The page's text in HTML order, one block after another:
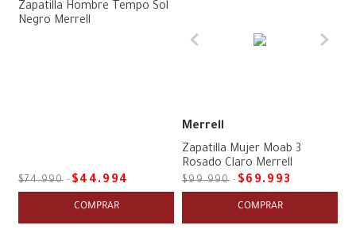
Zapatilla Hombre Tempo Sol
Negro Merrell
$74.990 $44. 994
COMPRAR
Merrell
Zapatilla Mujer Moab 3
Rosado Claro Merrell
$99.990 $69. 993
COMPRAR